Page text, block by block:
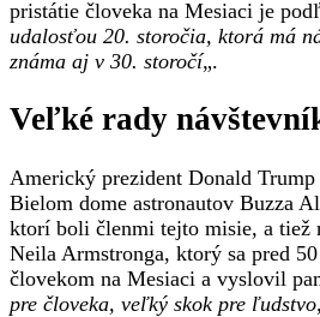
pristátie človeka na Mesiaci je
udalosťou 20. storočia, ktorá má
známa aj v 30. storočí„.
Veľké rady
Americký prezident Donald
Bielom dome astronautov Buzza
ktorí boli členmi tejto misie, a tiež
Neila Armstronga, ktorý sa pred
človekom na Mesiaci a vyslovil
pre človeka, veľký skok pre ľudstvo